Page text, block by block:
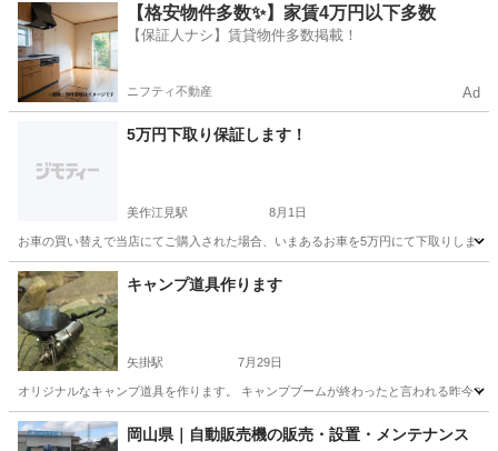
岡山 美作市 美作江見駅 その他 オークション
【格安物件多数✨】家賃4万円以下多数
【保証人ナシ】賃貸物件多数掲載！
ニフティ不動産 Ad
5万円下取り保証します！
美作江見駅 8月1日
お車の買い替えで当店にてご購入された場合、いまあるお車を5万円にて下取りしま
岡山 美作市 美作江見駅 その他
キャンプ道具作ります
矢掛駅 7月29日
オリジナルなキャンプ道具を作ります。 キャンプブームが終わったと言われる昨今
岡山 小田郡 矢掛駅 その他
岡山県｜自動販売機の販売・設置・メンテナンス